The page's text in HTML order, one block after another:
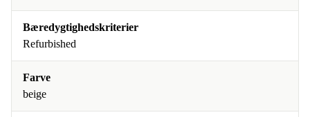
Bæredygtighedskriterier
Refurbished
Farve
beige